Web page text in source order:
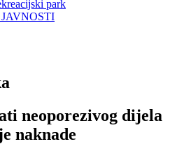
park
neoporezivog dijela
naknade